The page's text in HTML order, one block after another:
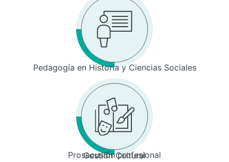
Pedagogía en Historia y Ciencias Sociales
Prosecusión profesional
Gestión Cultural